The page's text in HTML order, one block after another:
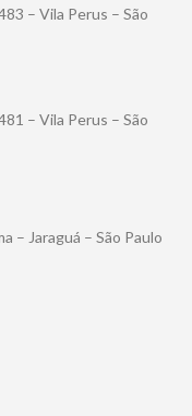
– Vila Perus – São
– Vila Perus – São
– Jaraguá – São Paulo